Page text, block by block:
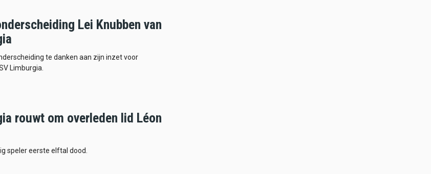
Lei Knubben van
te danken aan zijn inzet voor
Limburgia.
rouwt om overleden lid Léon
speler eerste elftal dood.